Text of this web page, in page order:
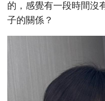
的，感覺有一段時間沒
子的關係？